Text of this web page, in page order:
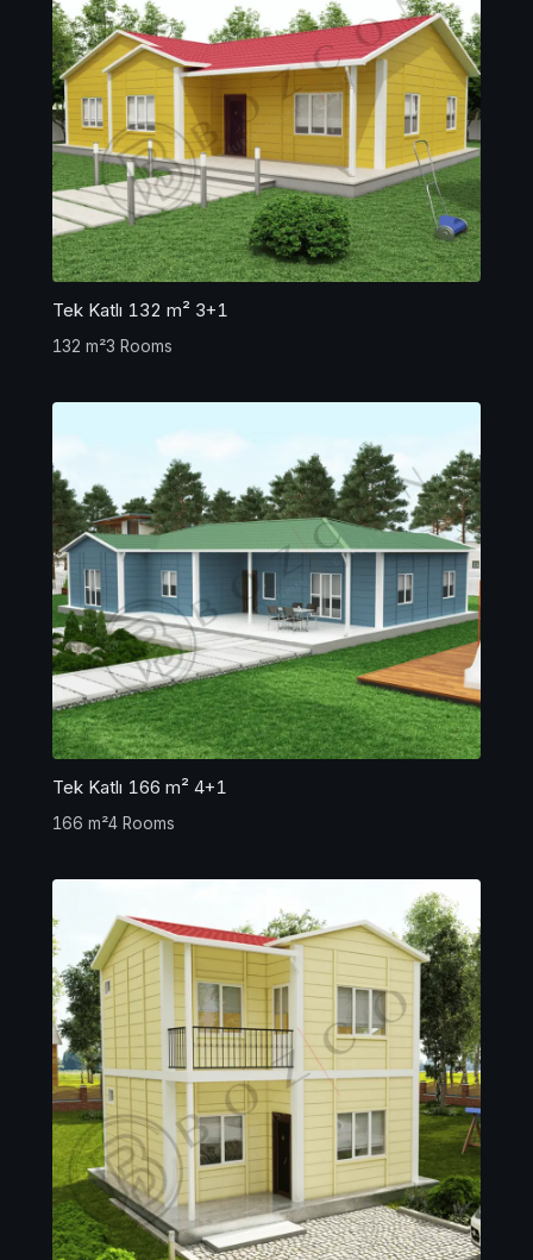
Tek Katlı 132 m² 3+1
132 m²3 Rooms
Tek Katlı 166 m² 4+1
166 m²4 Rooms